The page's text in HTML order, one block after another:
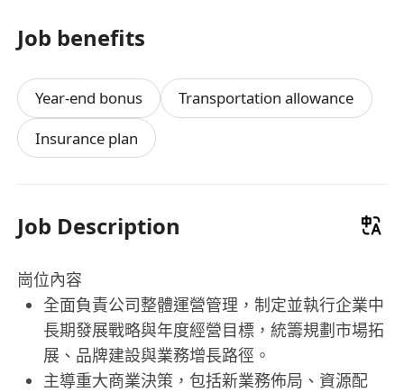
Job benefits
Year-end bonus
Transportation allowance
Insurance plan
Job Description
崗位內容
全面負責公司整體運營管理，制定並執行企業中
長期發展戰略與年度經營目標，統籌規劃市場拓
展、品牌建設與業務增長路徑。
主導重大商業決策，包括新業務佈局、資源配